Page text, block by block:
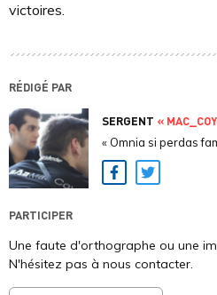
victoires.
RÉDIGÉ PAR
SERGENT «
« Omnia si perdas
Facebook
Twitter
PARTICIPER
Une faute d'orthographe ou une
N'hésitez pas à nous contacter.